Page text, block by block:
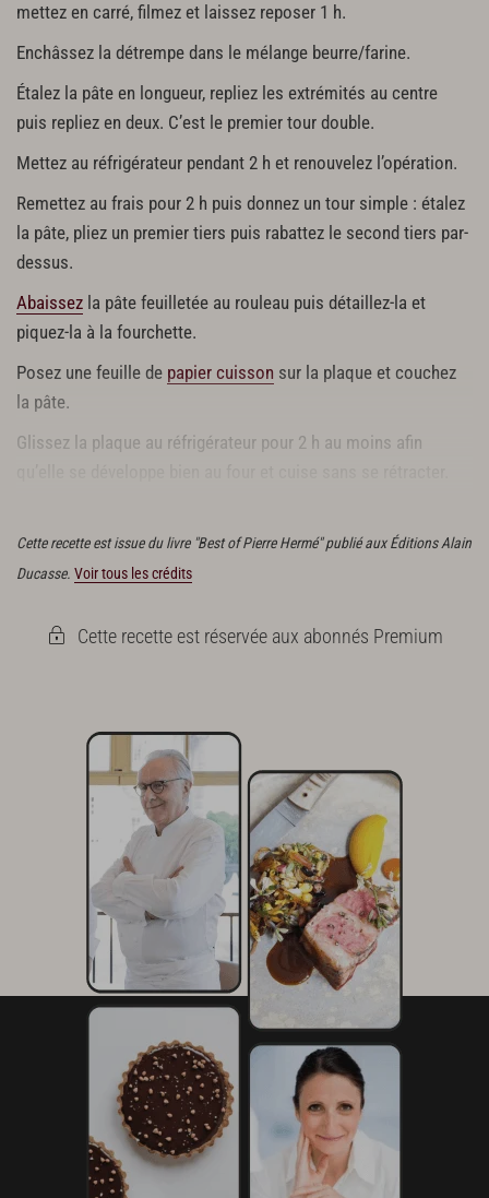
mettez en carré, filmez et laissez reposer 1 h.
Enchâssez la détrempe dans le mélange beurre/farine.
Étalez la pâte en longueur, repliez les extrémités au centre
puis repliez en deux. C’est le premier tour double.
Mettez au réfrigérateur pendant 2 h et renouvelez l’opération.
Remettez au frais pour 2 h puis donnez un tour simple : étalez
la pâte, pliez un premier tiers puis rabattez le second tiers par-
dessus.
Abaissez la pâte feuilletée au rouleau puis détaillez-la et
piquez-la à la fourchette.
Posez une feuille de papier cuisson sur la plaque et couchez
la pâte.
Glissez la plaque au réfrigérateur pour 2 h au moins afin
Cette recette est issue du livre "Best of Pierre Hermé" publié aux Éditions Alain
Ducasse. Voir tous les crédits
Cette recette est réservée aux abonnés Premium